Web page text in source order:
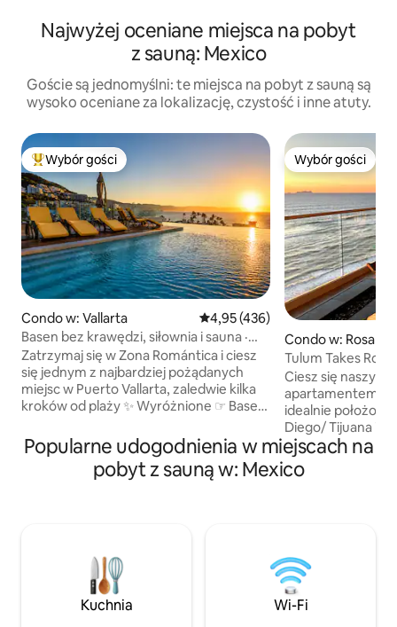
Najwyżej oceniane miejsca na pobyt
z sauną: Mexico
Goście są jednomyślni: te miejsca na pobyt z sauną są
wysoko oceniane za lokalizację, czystość i inne atuty.
Najpopularniejsze z kategorii Wybór gości
Wybór gości
Condo w: Vallarta Średnia ocena: 4,95 na 5, liczba
4,95 (436)
Basen bez krawędzi, siłownia i sauna ·
1 minuta do plaży
Zatrzymaj się w Zona Romántica i ciesz
się jednym z najbardziej pożądanych
miejsc w Puerto Vallarta, zaledwie kilka
kroków od plaży ✨ Wyróżnione ☞ Basen
ocean ☞ Prywatny balkon na kawę
i drinki o zachodzie słońca ☞ Wszędzie
dojdzie się pieszo – restauracje, życie
sen ☞ Ręczniki plażowe w cenie ☞
Budynek z bramą i całodobową ochroną
★ „Bezkonkurencyjna lokalizacja
z niesamowitymi widokami 📅 Popularne
Wybór gości
Wybór gości
Condo w: Rosarito
Tulum Takes
Ciesz się naszym
apartamentem
idealnie
Diego/ Tijuana i
Rosarito
który rozciąga
widokiem na Pacyfik. Możesz się
budynku
całodobową
Nasza cena różni
liczby gości *
Popularne udogodnienia w miejscach na
pobyt z sauną w: Mexico
Kuchnia Wi-Fi